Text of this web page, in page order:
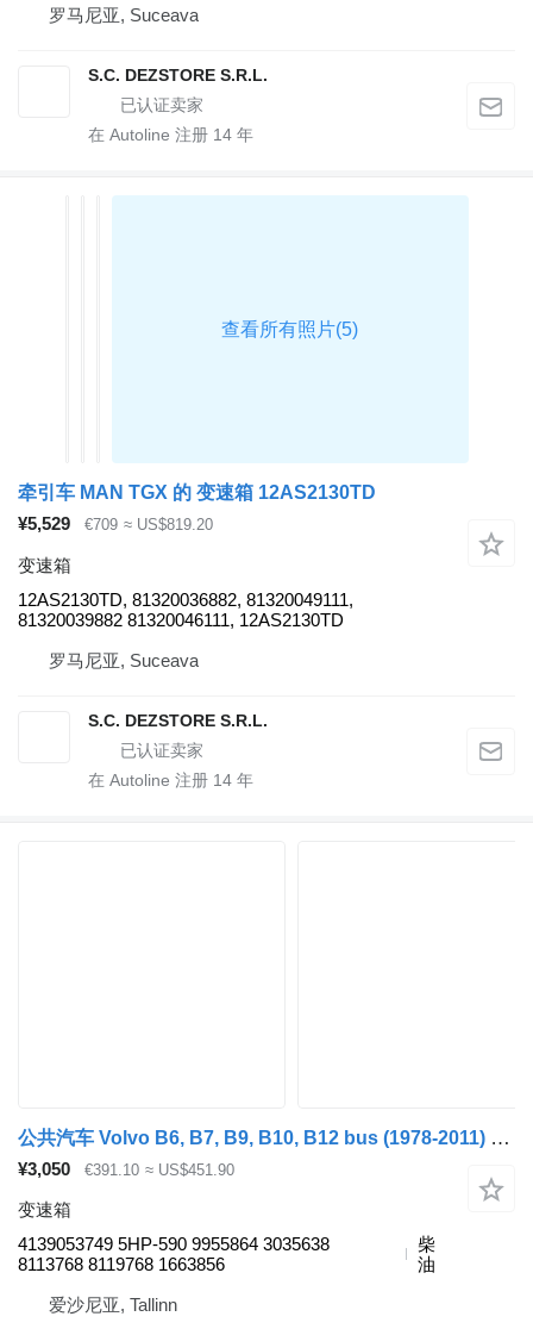
罗马尼亚, Suceava
S.C. DEZSTORE S.R.L.
在 Autoline 注册 14 年
牵引车 MAN TGX 的 变速箱 12AS2130TD
¥5,529
€709 ≈ US$819.20
变速箱
12AS2130TD, 81320036882, 81320049111,
81320039882 81320046111, 12AS2130TD
罗马尼亚, Suceava
S.C. DEZSTORE S.R.L.
在 Autoline 注册 14 年
公共汽车 Volvo B6, B7, B9, B10, B12 bus (1978-2011) 的 变速箱 VOLVO, ZF B10B (01.78-12.01) 4139053749
¥3,050 €391.10 ≈ US$451.90
变速箱
4139053749 5HP-590 9955864 3035638
8113768 8119768 1663856
柴
油
爱沙尼亚, Tallinn